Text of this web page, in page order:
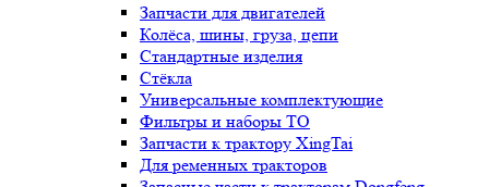
Запчасти для двигателей
Колёса, шины, груза, цепи
Стандартные изделия
Стёкла
Универсальные комплектующие
Фильтры и наборы ТО
Запчасти к трактору XingTai
Для ременных тракторов